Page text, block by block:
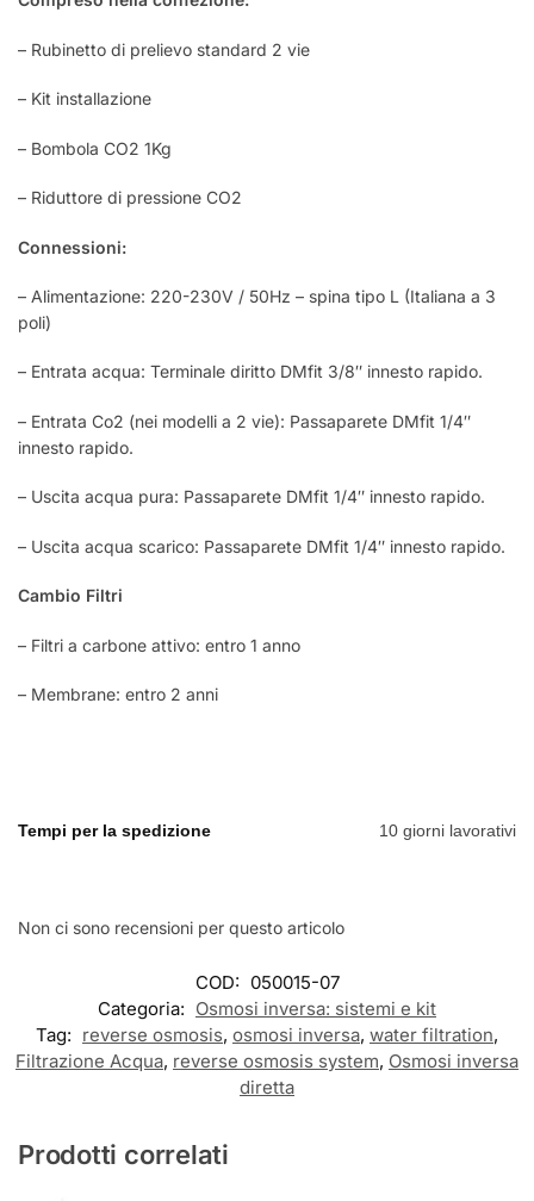
– Rubinetto di prelievo standard 2 vie
– Kit installazione
– Bombola CO2 1Kg
– Riduttore di pressione CO2
Connessioni:
– Alimentazione: 220-230V / 50Hz – spina tipo L (Italiana a 3
poli)
– Entrata acqua: Terminale diritto DMfit 3/8″ innesto rapido.
– Entrata Co2 (nei modelli a 2 vie): Passaparete DMfit 1/4″
innesto rapido.
– Uscita acqua pura: Passaparete DMfit 1/4″ innesto rapido.
– Uscita acqua scarico: Passaparete DMfit 1/4″ innesto rapido.
Cambio Filtri
– Filtri a carbone attivo: entro 1 anno
– Membrane: entro 2 anni
Tempi per la spedizione 10 giorni lavorativi
Non ci sono recensioni per questo articolo
COD: 050015-07
Categoria: Osmosi inversa: sistemi e kit
Tag: reverse osmosis, osmosi inversa, water filtration,
Filtrazione Acqua, reverse osmosis system, Osmosi inversa
diretta
Prodotti correlati